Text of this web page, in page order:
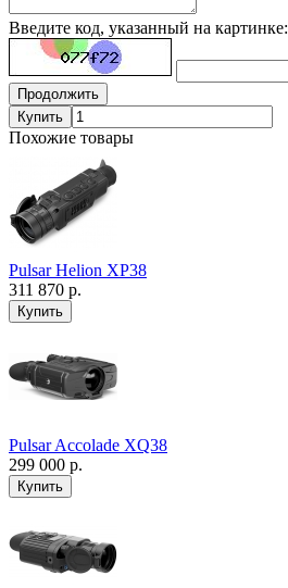
Введите код, указанный на картинке:
Продолжить
Купить
Похожие товары
Pulsar Helion XP38
311 870 р.
Pulsar Accolade XQ38
299 000 р.